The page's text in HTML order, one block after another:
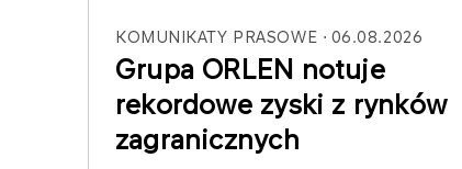
KOMUNIKATY PRASOWE 06.08.2026
Grupa ORLEN notuje
rekordowe zyski z rynków
zagranicznych